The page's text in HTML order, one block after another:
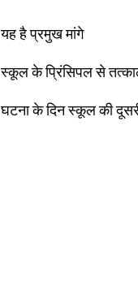
यह है प्रमुख मांगे
स्कूल के प्रिंसिपल से
घटना के दिन स्कूल की